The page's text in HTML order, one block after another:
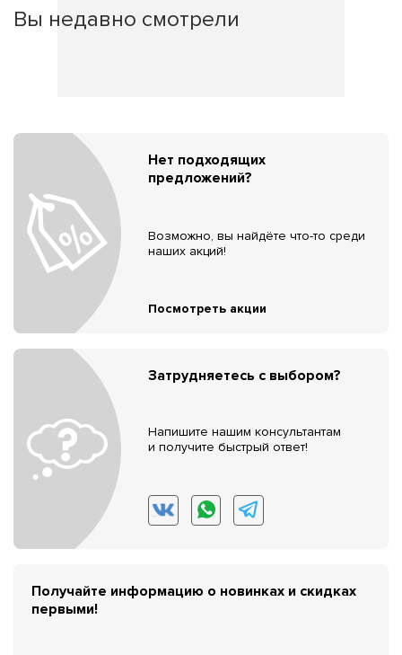
Вы недавно смотрели
Нет подходящих
предложений?
Возможно, вы найдёте что-то среди
наших акций!
Посмотреть акции
Затрудняетесь с выбором?
Напишите нашим консультантам
и получите быстрый ответ!
Получайте информацию о новинках и скидках
первыми!